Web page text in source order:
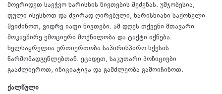
მოერიდეთ საეჭვო ხარისხის ნივთების შეძენას. უმჯობესია,
ფული ისესხოთ და ძვირად ღირებული, ხარისხიანი საქონელი
შეიძინოთ, ვიდრე იაფი ნივთები. ამ დღეს თქვენი მთავარი
მოკავშირე ემოციური მოქნილობა და ტაქტი იქნება.
ხელსაყრელია ურთიერთობა საპირისპირო სქესის
წარმომადგენლებთან. ეცადეთ, საკუთარი პოზიციები
გააძლიეროთ, ინიციატივა და გამძლეობა გამოიჩინოთ.
ქალწული